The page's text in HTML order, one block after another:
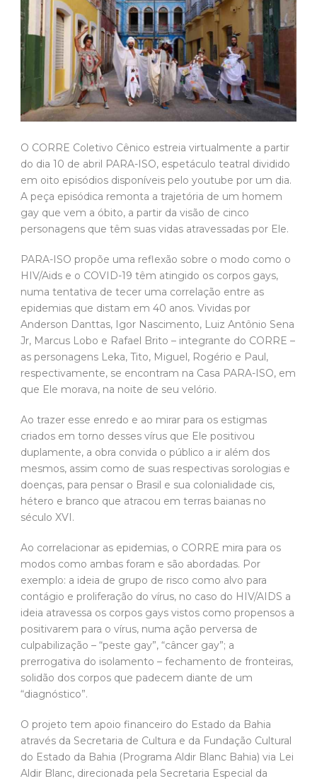
O CORRE Coletivo Cênico estreia virtualmente a partir
do dia 10 de abril PARA-ISO, espetáculo teatral dividido
em oito episódios disponíveis pelo youtube por um dia.
A peça episódica remonta a trajetória de um homem
gay que vem a óbito, a partir da visão de cinco
personagens que têm suas vidas atravessadas por Ele.
PARA-ISO propõe uma reflexão sobre o modo como o
HIV/Aids e o COVID-19 têm atingido os corpos gays,
numa tentativa de tecer uma correlação entre as
epidemias que distam em 40 anos. Vividas por
Anderson Danttas, Igor Nascimento, Luiz Antônio Sena
Jr, Marcus Lobo e Rafael Brito – integrante do CORRE –
as personagens Leka, Tito, Miguel, Rogério e Paul,
respectivamente, se encontram na Casa PARA-ISO, em
que Ele morava, na noite de seu velório.
Ao trazer esse enredo e ao mirar para os estigmas
criados em torno desses vírus que Ele positivou
duplamente, a obra convida o público a ir além dos
mesmos, assim como de suas respectivas sorologias e
doenças, para pensar o Brasil e sua colonialidade cis,
hétero e branco que atracou em terras baianas no
século XVI.
Ao correlacionar as epidemias, o CORRE mira para os
modos como ambas foram e são abordadas. Por
exemplo: a ideia de grupo de risco como alvo para
contágio e proliferação do vírus, no caso do HIV/AIDS a
ideia atravessa os corpos gays vistos como propensos a
positivarem para o vírus, numa ação perversa de
culpabilização – “peste gay”, “câncer gay”; a
prerrogativa do isolamento – fechamento de fronteiras,
solidão dos corpos que padecem diante de um
“diagnóstico”.
O projeto tem apoio financeiro do Estado da Bahia
através da Secretaria de Cultura e da Fundação Cultural
do Estado da Bahia (Programa Aldir Blanc Bahia) via Lei
Aldir Blanc, direcionada pela Secretaria Especial da